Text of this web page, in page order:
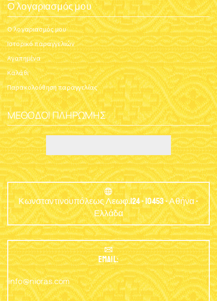
Ο λογαριασμός μου
Ο λογαριασμός μου
Ιστορικό παραγγελιών
Αγαπημένα
Καλάθι
Παρακολούθηση παραγγελίας
ΜΈΘΟΔΟΙ ΠΛΗΡΩΜΉΣ
Κωνσταντινουπόλεως Λεωφ.124 - 10453 - Αθήνα -
Ελλάδα
EMAIL:
info@nioras.com